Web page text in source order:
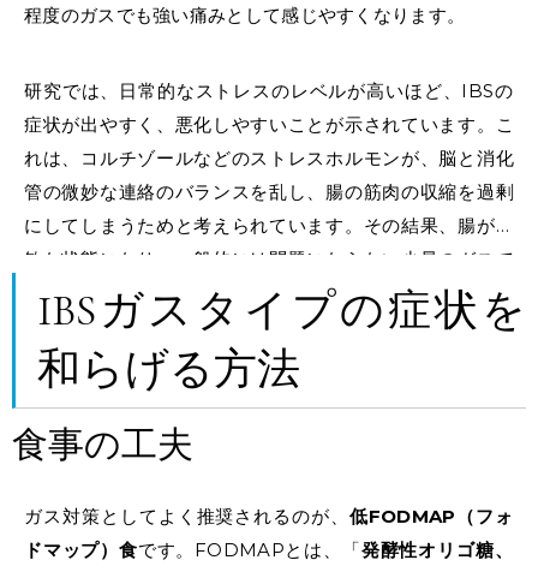
程度のガスでも強い痛みとして感じやすくなります。
研究では、日常的なストレスのレベルが高いほど、IBSの
症状が出やすく、悪化しやすいことが示されています。こ
れは、コルチゾールなどのストレスホルモンが、脳と消化
管の微妙な連絡のバランスを乱し、腸の筋肉の収縮を過剰
にしてしまうためと考えられています。その結果、腸が過
敏な状態になり、一般的には問題にならない少量のガスで
も、IBSガスタイプの人にとっては強い苦痛の原因となっ
てしまいます。
IBSガスタイプの症状を
和らげる方法
食事の工夫
ガス対策としてよく推奨されるのが、低FODMAP（フォ
ドマップ）食です。FODMAPとは、「発酵性オリゴ糖、